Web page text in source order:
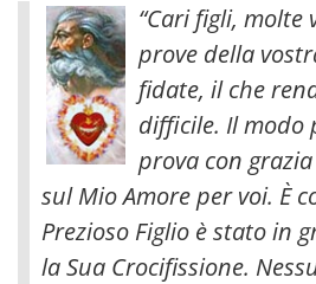
“Cari figli,
prove della
fidate, il che
difficile. Il modo
prova con
sul Mio Amore per voi. È
Prezioso Figlio è stato in
la Sua Crocifissione.